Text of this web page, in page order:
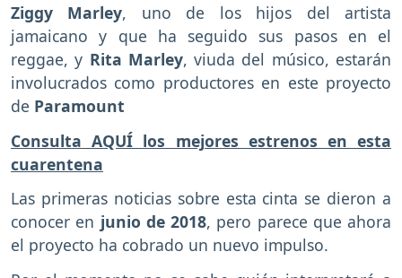
Ziggy Marley, uno de los hijos del artista
jamaicano y que ha seguido sus pasos en el
reggae, y Rita Marley, viuda del músico, estarán
involucrados como productores en este proyecto
de Paramount
Consulta AQUÍ los mejores estrenos en esta
cuarentena
Las primeras noticias sobre esta cinta se dieron a
conocer en junio de 2018, pero parece que ahora
el proyecto ha cobrado un nuevo impulso.